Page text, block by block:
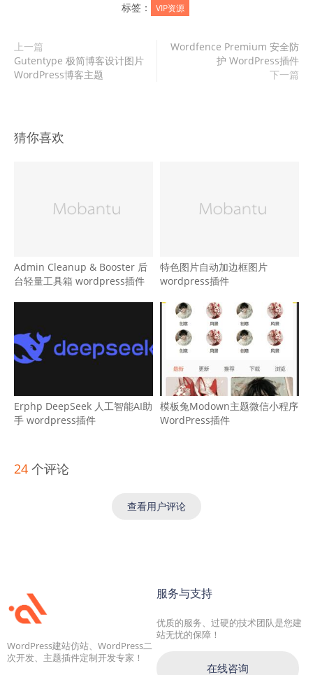
标签： VIP资源
上一篇
Gutentype 极简博客设计图片
WordPress博客主题
Wordfence Premium 安全防
护 WordPress插件
下一篇
猜你喜欢
Admin Cleanup & Booster 后
台轻量工具箱 wordpress插件
特色图片自动加边框图片
wordpress插件
Erphp DeepSeek 人工智能AI助
手 wordpress插件
模板兔Modown主题微信小程序
WordPress插件
24 个评论
查看用户评论
WordPress建站仿站、WordPress二
次开发、主题插件定制开发专家！
服务与支持
优质的服务、过硬的技术团队是您建
站无忧的保障！
在线咨询